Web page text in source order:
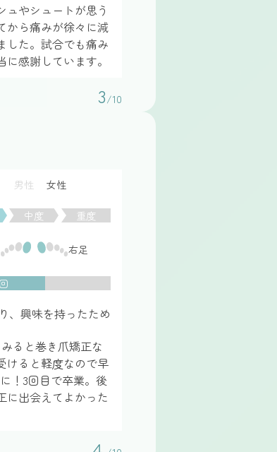
やシュートが思う
から痛みが徐々に減
した。試合でも痛み
感謝しています。
男性 女性
中度 重度
右足
、興味を持ったため
ると巻き爪矯正な
けると軽度なので早
！3回目で卒業。後
に出会えてよかった
3/10